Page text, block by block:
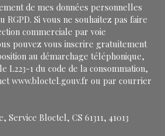
de mes données personnelles
RGPD. Si vous ne souhaitez pas faire
commerciale par voie
pouvez vous inscrire gratuitement
au démarchage téléphonique,
L223-1 du code de la consommation,
www.bloctel.gouv.fr ou par courrier
Service Bloctel, CS 61311, 41013